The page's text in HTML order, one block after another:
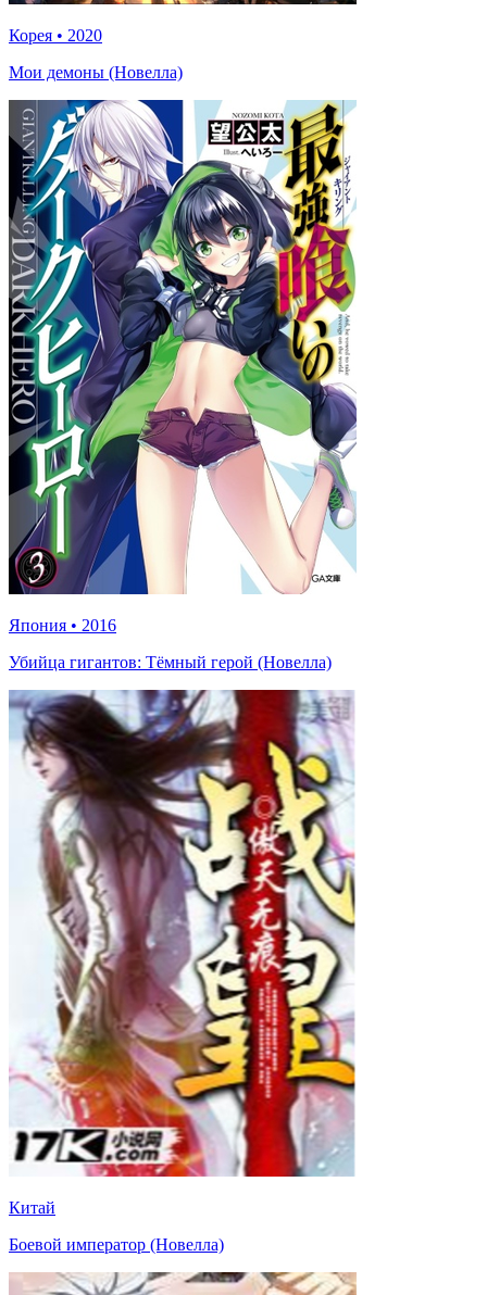
Корея • 2020
Мои демоны (Новелла)
Япония • 2016
Убийца гигантов: Тёмный герой (Новелла)
Китай
Боевой император (Новелла)